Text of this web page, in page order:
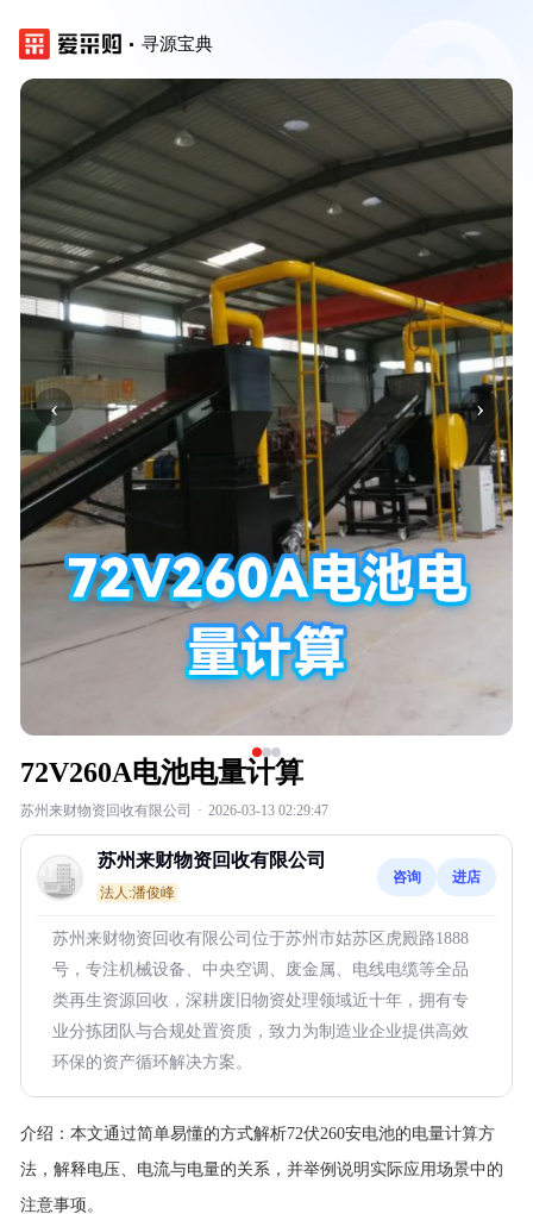
寻源宝典
‹ ›
72V260A电池电量计算
苏州来财物资回收有限公司 · 2026-03-13 02:29:47
苏州来财物资回收有限公司
法人:潘俊峰
咨询 进店
苏州来财物资回收有限公司位于苏州市姑苏区虎殿路1888
号，专注机械设备、中央空调、废金属、电线电缆等全品
类再生资源回收，深耕废旧物资处理领域近十年，拥有专
业分拣团队与合规处置资质，致力为制造业企业提供高效
环保的资产循环解决方案。
介绍： 本文通过简单易懂的方式解析72伏260安电池的电量计算方
法，解释电压、电流与电量的关系，并举例说明实际应用场景中的
注意事项。